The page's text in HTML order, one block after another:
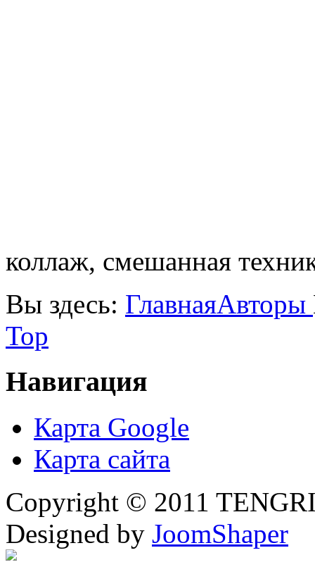
коллаж, смешанная
Вы здесь: ГлавнаяАвторы
Top
Навигация
Карта Google
Карта сайта
Copyright © 2011
Designed by JoomShaper